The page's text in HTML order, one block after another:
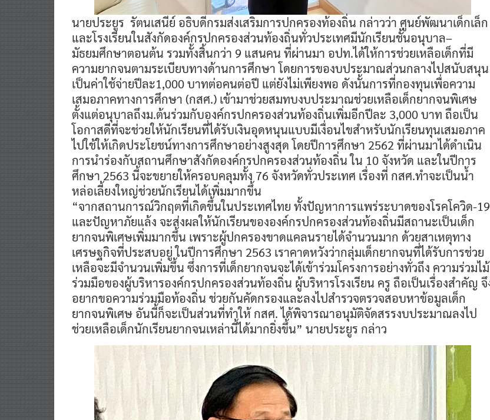
นายประยูร รัตนเสนีย์ อธิบดีกรมส่งเสริมการปกครองท้องถิ่น กล่าวว่า ศูนย์พัฒนาเด็กเล็ก
และโรงเรียนในสังกัดองค์กรปกครองส่วนท้องถิ่นทั่วประเทศมีนักเรียนชั้นอนุบาล–
มัธยมศึกษาตอนต้น รวมทั้งสิ้นกว่า 9 แสนคน ที่ผ่านมา อปท.ได้ให้การช่วยเหลือเด็กที่มี
ความยากจนตามระเบียบทางด้านการศึกษา โดยการของบประมาณส่วนกลางไปสนับสนุน
เป็นค่าใช้จ่ายปีละ1,000 บาทต่อคนต่อปี แต่ยังไม่เพียงพอ ดังนั้นการที่กองทุนเพื่อความ
เสมอภาคทางการศึกษา (กสศ.) เข้ามาช่วยสมทบงบประมาณช่วยเหลือเด็กยากจนพิเศษ
ตั้งแต่อนุบาลถึงม.ต้นร่วมกับองค์กรปกครองส่วนท้องถิ่นเพิ่มอีกปีละ 3,000 บาท ถือเป็น
โอกาสดีที่จะช่วยให้นักเรียนที่ได้รับเงินอุดหนุนแบบมีเงื่อนไขสำหรับนักเรียนทุนเสมอภาค
ไปใช้ให้เกิดประโยชน์ทางการศึกษาอย่างสูงสุด โดยปีการศึกษา 2562 ที่ผ่านมาได้ดำเนิน
การนำร่องกับสถานศึกษาสังกัดองค์กรปกครองส่วนท้องถิ่น ใน 10 จังหวัด และในปีการ
ศึกษา 2563 นี้จะขยายให้ครอบคลุมทั้ง 76 จังหวัดทั่วประเทศ เรื่องที่ กสศ.ทำจะเป็นน้ำ
หล่อเลี้ยงใหญ่ช่วยนักเรียนได้เพิ่มมากขึ้น
“จากสถานการณ์วิกฤตที่เกิดขึ้นในประเทศไทย ทั้งปัญหาการแพร่ระบาดของโรคโควิด-19
และปัญหาภัยแล้ง จะส่งผลให้นักเรียนขององค์กรปกครองส่วนท้องถิ่นมีสถานะเป็นเด็ก
ยากจนพิเศษเพิ่มมากขึ้น เพราะผู้ปกครองขาดแคลนรายได้จำนวนมาก ด้วยสาเหตุทาง
เศรษฐกิจที่ประสบอยู่ ในปีการศึกษา 2563 เราคาดหวังว่ากลุ่มเด็กยากจนที่ได้รับการช่วย
เหลือจะมีจำนวนเพิ่มขึ้น ซึ่งการที่เด็กยากจนจะได้เข้าร่วมโครงการอย่างทั่วถึง ความร่วมไม้
ร่วมมือของผู้บริหารองค์กรปกครองส่วนท้องถิ่น ผู้บริหารโรงเรียน ครู ถือเป็นเรื่องสำคัญ จึง
อยากขอความร่วมมือท้องถิ่น ช่วยกันคัดกรองและลงไปสำรวจตรวจสอบหาข้อมูลเด็ก
ยากจนพิเศษ อันนี้ก็จะเป็นส่วนที่ทำให้ กสศ. ได้พิจารณาอนุมัติจัดสรรงบประมาณลงไป
ช่วยเหลือเด็กนักเรียนยากจนเหล่านี้ได้มากยิ่งขึ้น” นายประยูร กล่าว